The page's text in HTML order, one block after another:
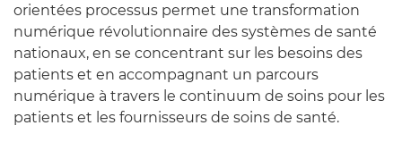
orientées processus permet une transformation
numérique révolutionnaire des systèmes de santé
nationaux, en se concentrant sur les besoins des
patients et en accompagnant un parcours
numérique à travers le continuum de soins pour les
patients et les fournisseurs de soins de santé.